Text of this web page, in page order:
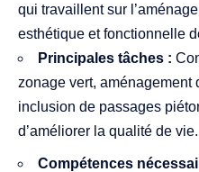
qui travaillent sur
esthétique et fonctionnelle
Principales tâches :
zonage vert, aménagement
inclusion de passages
d’améliorer la qualité de vie.
Compétences